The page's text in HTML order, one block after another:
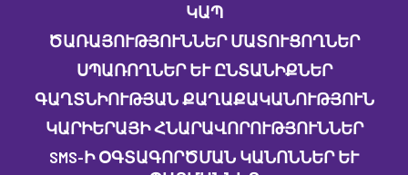
ԿԱՊ
ԾԱՌԱՅՈՒԹՅՈՒՆՆԵՐ ՄԱՏՈՒՑՈՂՆԵՐ
ՍՊԱՌՈՂՆԵՐ ԵՒ ԸՆՏԱՆԻՔՆԵՐ
ԳԱՂՏՆԻՈՒԹՅԱՆ ՔԱՂԱՔԱԿԱՆՈՒԹՅՈՒՆ
ԿԱՐԻԵՐԱՅԻ ՀՆԱՐԱՎՈՐՈՒԹՅՈՒՆՆԵՐ
SMS-Ի ՕԳՏԱԳՈՐԾՄԱՆ ԿԱՆՈՆՆԵՐ ԵՒ Պ